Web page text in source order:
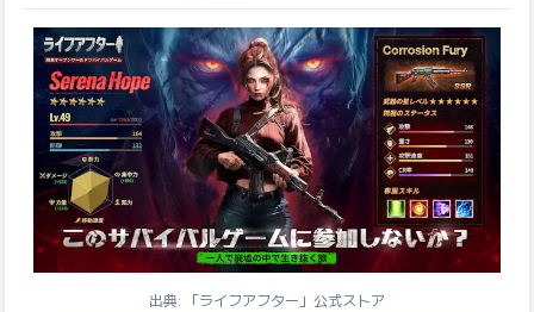
出典: 「ライフアフター」公式ストア